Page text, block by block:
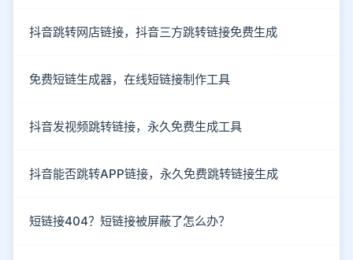
抖音跳转网店链接，抖音三方跳转链接免费生成
免费短链生成器，在线短链接制作工具
抖音发视频跳转链接，永久免费生成工具
抖音能否跳转APP链接，永久免费跳转链接生成
短链接404？短链接被屏蔽了怎么办？